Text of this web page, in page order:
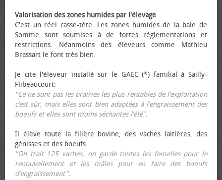
Valorisation des zones humides par l'élevage
C'est un réel casse-tête. Les zones humides de la baie de
Somme sont soumises à de fortes réglementations et
restrictions. Néanmoins des éleveurs comme Mathieu
Brassart le font très bien.
Je cite l'éleveur installé sur le GAEC (*) familial à Sailly-
Flibeaucourt:
"Ce ne sont pas les prairies les plus rentables de l’exploitation
c’est sûr, mais elles sont bien adaptées à l’engraissement des
bœufs et elles sont moins séchantes l’été".
Il élève toute la filière bovine, des vaches laitières, des
génisses et des bœufs.
"On trait 125 vaches, on garde toutes les femelles pour le
renouvellement et les mâles pour en faire des bœufs
d’engraissement".